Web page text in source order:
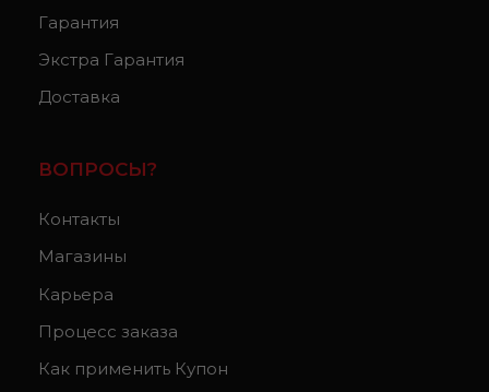
Гарантия
Экстра Гарантия
Доставка
ВОПРОСЫ?
Контакты
Магазины
Карьера
Процесс заказа
Как применить Купон